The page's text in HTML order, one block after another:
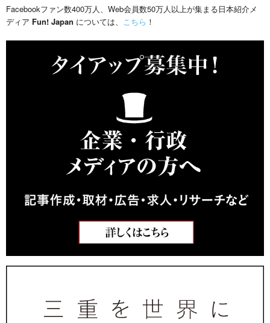
Facebookファン数400万人、Web会員数50万人以上が集まる日本紹介メ
ディア Fun! Japan については、 こちら ！